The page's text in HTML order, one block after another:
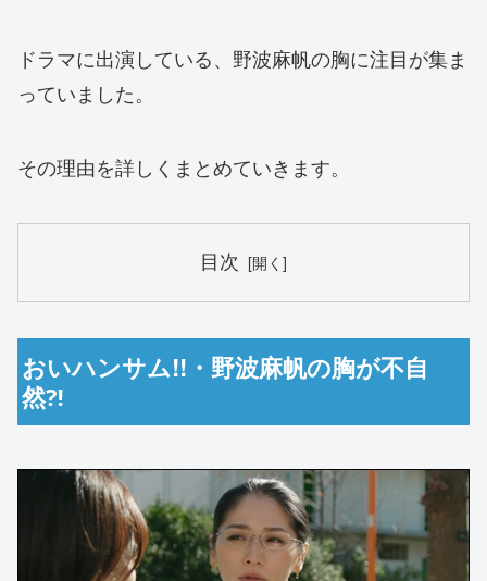
ドラマに出演している、野波麻帆の胸に注目が集ま
っていました。
その理由を詳しくまとめていきます。
目次
おいハンサム!!・野波麻帆の胸が不自
然⁈